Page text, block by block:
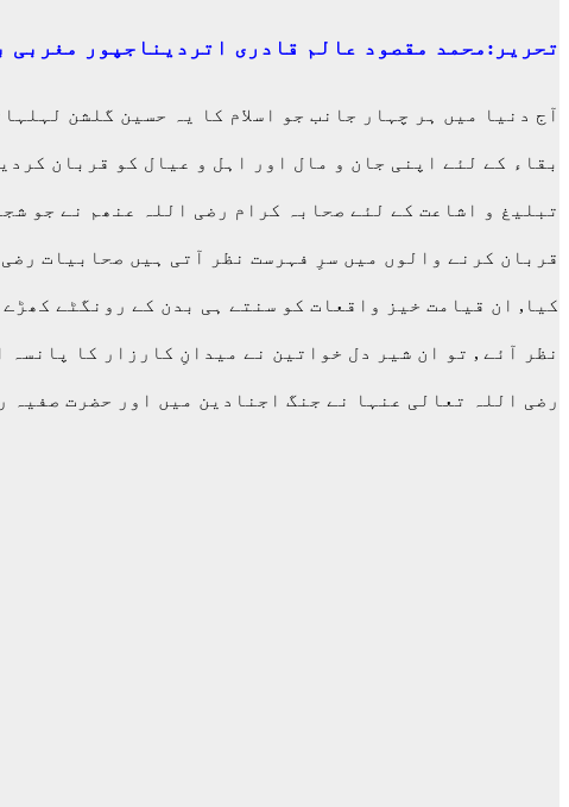
تحریر:محمد مقصود عالم قادری اتردیناجپور مغربی
آج دنیا میں ہر چہار جانب جو اسلام کا یہ حسین گلشن
بقاء کے لئے اپنی جان و مال اور اہل و عیال کو قربان
تبلیغ و اشاعت کے لئے صحابہ کرام رضی اللہ عنھم نے جو
قربان کرنے والوں میں سرِ فہرست نظر آتی ہیں صحابیات
کیا, ان قیامت خیز واقعات کو سنتے ہی بدن کے رونگٹے
نظر آئے , تو ان شیر دل خواتین نے میدانِ کارزار کا
رضی اللہ تعالی عنہا نے جنگ اجنادین میں اور حضرت